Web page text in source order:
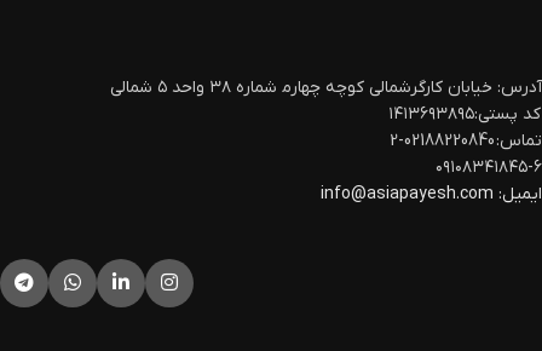
آدرس: خیابان کارگرشمالی کوچه چهارم‍ شماره ۳۸ واحد ۵ شمالی
کد پستی:۱۴۱۳۶۹۳۸۹۵
تماس: 02188220840-2
۰۹۱۰۸۳۴۱۸۴۵-۶
ایمیل: